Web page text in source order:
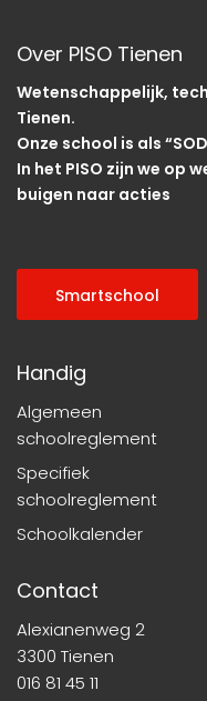
Over PISO Tienen
Wetenschappelijk,
Tienen.
Onze school is als
In het PISO zijn we op
buigen naar acties
Smartschool
Handig
Algemeen
schoolreglement
Specifiek
schoolreglement
Schoolkalender
Contact
Alexianenweg 2
3300 Tienen
016 81 45 11